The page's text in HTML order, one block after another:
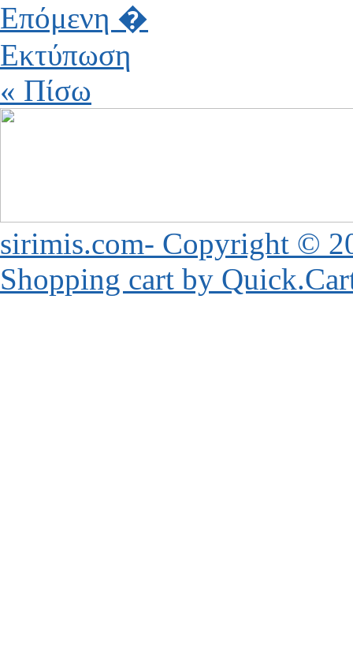
Επόμενη �
Εκτύπωση
« Πίσω
sirimis.com- Copyright ©
Shopping cart by